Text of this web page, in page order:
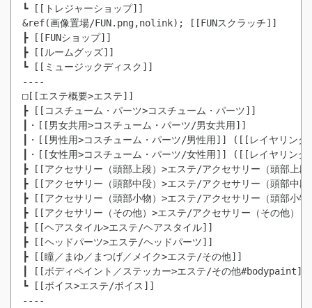
┗ [[トレジャーショップ]]
&ref(画像置場/FUN.png,nolink); [[FUNスクラッチ]]
┣ [[FUNショップ]]
┣ [[ルームグッズ]]
┗ [[ミュージックディスク]]
----
□[[エステ概要>エステ]]
┣ [[コスチューム・パーツ>コスチューム・パーツ]]
┃・[[男女共用>コスチューム・パーツ/男女共用]]
┃・[[男性用>コスチューム・パーツ/男性用]] ([[レイヤリン
┃・[[女性用>コスチューム・パーツ/女性用]] ([[レイヤリン
┣ [[アクセサリー（頭部上段）>エステ/アクセサリー（頭部上
┣ [[アクセサリー（頭部中段）>エステ/アクセサリー（頭部中
┣ [[アクセサリー（頭部小物）>エステ/アクセサリー（頭部小
┣ [[アクセサリー（その他）>エステ/アクセサリー（その他）]]
┣ [[ヘアスタイル>エステ/ヘアスタイル]]
┣ [[ヘッドパーツ>エステ/ヘッドパーツ]]
┣ [[瞳／まゆ／まつげ／メイク>エステ/その他]]
┃ [[ボディペイント／ステッカー>エステ/その他#bodypaint]]
┗ [[ボイス>エステ/ボイス]]
----